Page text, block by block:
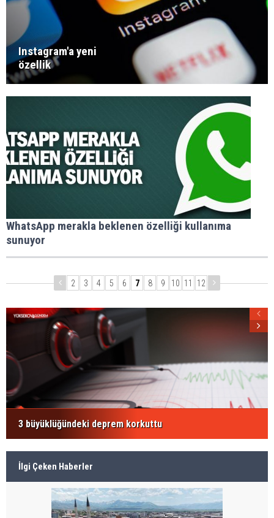
Instagram'a yeni
özellik
WhatsApp merakla beklenen özelliği kullanıma
sunuyor
2 3 4 5 6 7 8 9 10 11 12
3 büyüklüğündeki deprem korkuttu
İlgi Çeken Haberler